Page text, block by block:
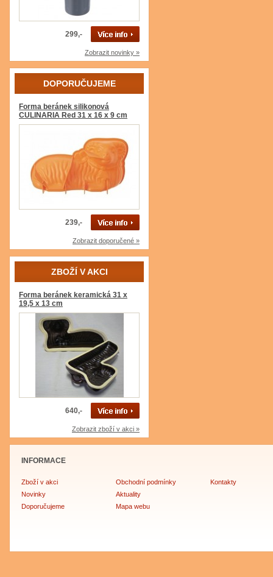
299,-
Zobrazit novinky »
DOPORUČUJEME
Forma beránek silikonová
CULINARIA Red 31 x 16 x 9 cm
239,-
Zobrazit doporučené »
ZBOŽÍ V AKCI
Forma beránek keramická 31 x
19,5 x 13 cm
640,-
Zobrazit zboží v akci »
INFORMACE
Zboží v akci
Novinky
Doporučujeme
Obchodní podmínky
Aktuality
Mapa webu
Kontakty